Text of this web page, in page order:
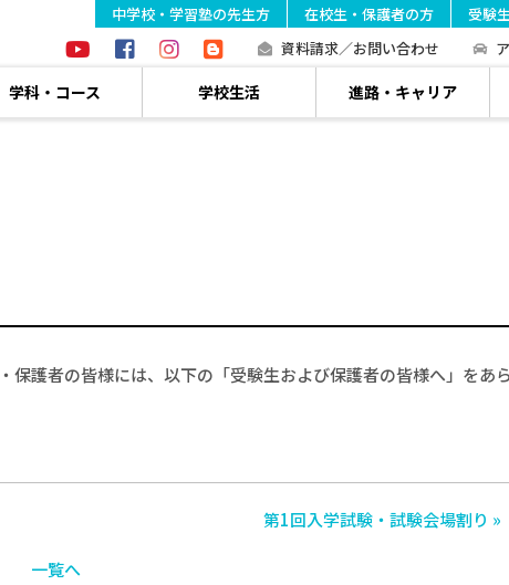
中学校・学習塾の先生方 在校生・保護者の方 受験
資料請求／お問い合わせ
学科・コース 学校生活 進路・キャリア
護者の皆様には、以下の「受験生および保護者の皆様へ」をあ
第1回入学試験・試験会場割り »
一覧へ